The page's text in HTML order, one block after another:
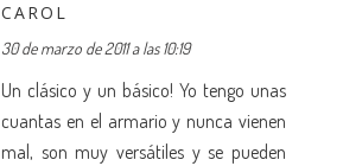
CAROL
30 de marzo de 2011 a las 10:19
Un clásico y un básico! Yo tengo unas
cuantas en el armario y nunca vienen
mal, son muy versátiles y se pueden